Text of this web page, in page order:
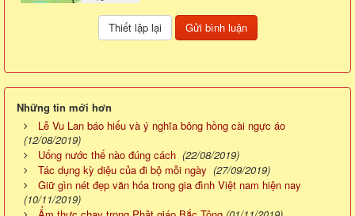
Những tin mới hơn
Lễ Vu Lan báo hiếu và ý nghĩa bông hồng cài ngực áo
(12/08/2019)
Uống nước thế nào đúng cách (22/08/2019)
Tác dụng kỳ diệu của đi bộ mỗi ngày (27/09/2019)
Giữ gìn nét đẹp văn hóa trong gia đình Việt nam hiện nay
(10/11/2019)